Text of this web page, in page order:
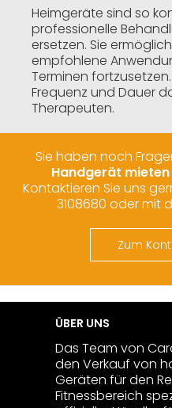
Heimgeräte sind so
professionelle
ersetzen. Sie
empfohlene
Terminen
Frequenz und Dauer
Therapeuten.
Sie haben noch
Handgerät
Kontaktieren Sie uns
3108680 oder mit
Zum
ÜBER UNS
Das Team von
den Verkauf von
Geräten für den
Fitnessbereich